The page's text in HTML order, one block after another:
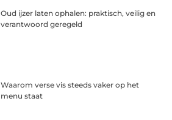
Oud ijzer laten ophalen: praktisch, veilig en
verantwoord geregeld
Waarom verse vis steeds vaker op het
menu staat